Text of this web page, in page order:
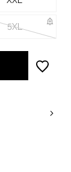
5XL